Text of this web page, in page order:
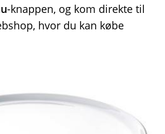
-knappen, og kom direkte til
hvor du kan købe